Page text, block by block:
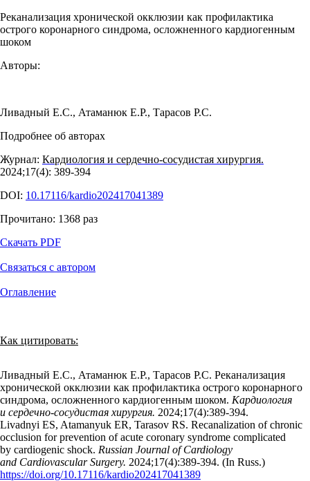
Реканализация хронической окклюзии как профилактика
острого коронарного синдрома, осложненного кардиогенным
шоком
Авторы:
Ливадный Е.С., Атаманюк Е.Р., Тарасов Р.С.
Подробнее об авторах
Журнал: Кардиология и сердечно-сосудистая хирургия.
2024;17(4): 389‑394
DOI: 10.17116/kardio202417041389
Прочитано: 1368 раз
Скачать PDF
Связаться с автором
Оглавление
Как цитировать:
Ливадный Е.С., Атаманюк Е.Р., Тарасов Р.С. Реканализация
хронической окклюзии как профилактика острого коронарного
синдрома, осложненного кардиогенным шоком. Кардиология
и сердечно-сосудистая хирургия. 2024;17(4):389‑394.
Livadnyi ES, Atamanyuk ER, Tarasov RS. Recanalization of chronic
occlusion for prevention of acute coronary syndrome complicated
by cardiogenic shock. Russian Journal of Cardiology
and Cardiovascular Surgery. 2024;17(4):389‑394. (In Russ.)
https://doi.org/10.17116/kardio202417041389